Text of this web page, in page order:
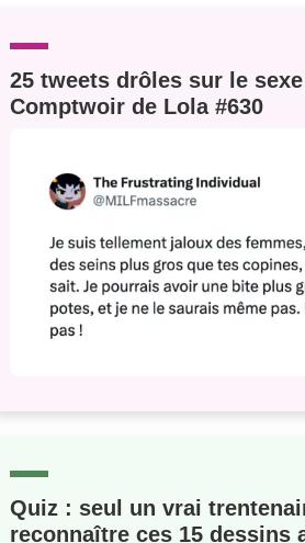
25 tweets drôles sur le
Comptwoir de Lola #630
Quiz : seul un vrai
reconnaître ces 15 dessins